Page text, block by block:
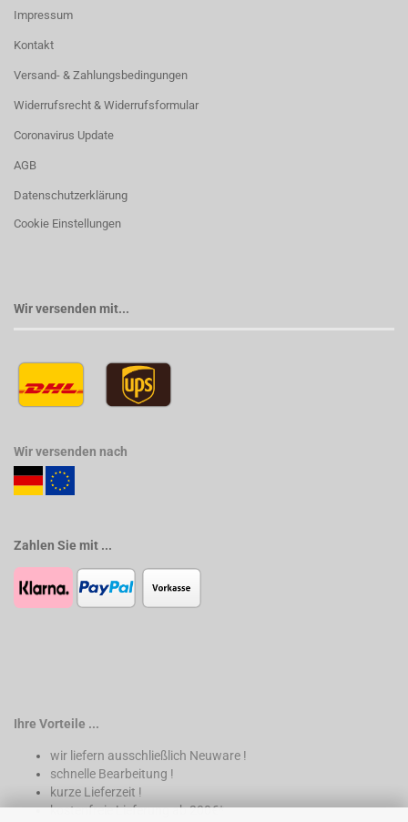
Impressum
Kontakt
Versand- & Zahlungsbedingungen
Widerrufsrecht & Widerrufsformular
Coronavirus Update
AGB
Datenschutzerklärung
Cookie Einstellungen
Wir versenden mit...
Wir versenden nach
Zahlen Sie mit ...
Ihre Vorteile ...
wir liefern ausschließlich Neuware !
schnelle Bearbeitung !
kurze Lieferzeit !
kostenfreie Lieferung ab 200€*